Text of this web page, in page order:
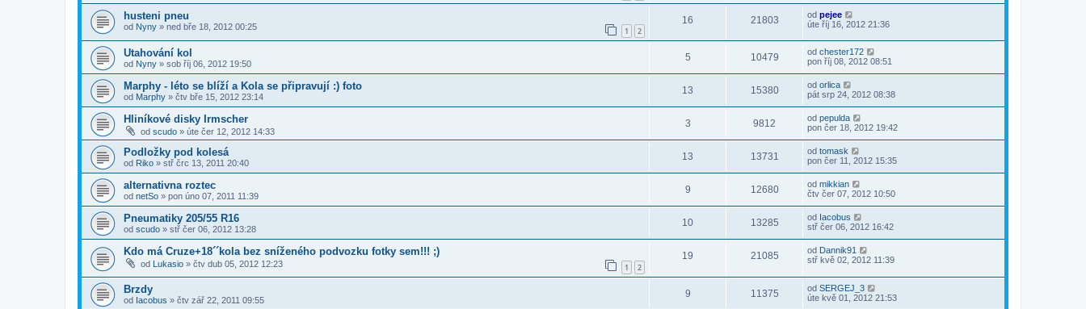
husteni pneu
od Nyny » ned bře 18, 2012 00:25 1 2
16 21803 od pejee
úte říj 16, 2012 21:36
Utahování kol
od Nyny » sob říj 06, 2012 19:50
5 10479 od chester172
pon říj 08, 2012 08:51
Marphy - léto se blíží a Kola se připravují :) foto
od Marphy » čtv bře 15, 2012 23:14
13 15380 od orlica
pát srp 24, 2012 08:38
Hliníkové disky Irmscher
od scudo » úte čer 12, 2012 14:33
3 9812 od pepulda
pon čer 18, 2012 19:42
Podložky pod kolesá
od Riko » stř črc 13, 2011 20:40
13 13731 od tomask
pon čer 11, 2012 15:35
alternativna roztec
od netSo » pon úno 07, 2011 11:39
9 12680 od mikkian
čtv čer 07, 2012 10:50
Pneumatiky 205/55 R16
od scudo » stř čer 06, 2012 13:28
10 13285 od Iacobus
stř čer 06, 2012 16:42
Kdo má Cruze+18´´kola bez sníženého podvozku fotky sem!!! ;)
od Lukasio » čtv dub 05, 2012 12:23 1 2
19 21085 od Dannik91
stř kvě 02, 2012 11:39
Brzdy
od Iacobus » čtv zář 22, 2011 09:55
9 11375 od SERGEJ_3
úte kvě 01, 2012 21:53